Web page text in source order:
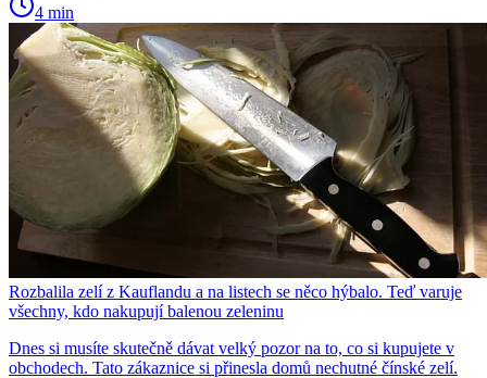
4 min
Rozbalila zelí z Kauflandu a na listech se něco hýbalo. Teď varuje
všechny, kdo nakupují balenou zeleninu
Dnes si musíte skutečně dávat velký pozor na to, co si kupujete v
obchodech. Tato zákaznice si přinesla domů nechutné čínské zelí.